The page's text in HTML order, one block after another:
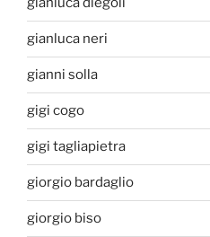
gianluca neri
gianni solla
gigi cogo
gigi tagliapietra
giorgio bardaglio
giorgio biso